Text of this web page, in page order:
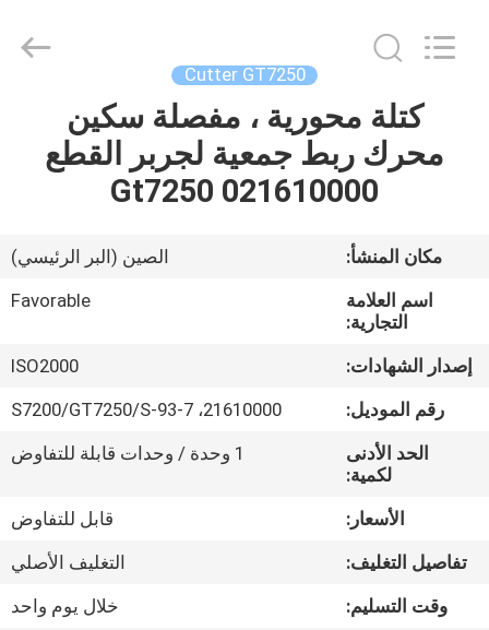
الصفحة
الرئيسية
معلومات
جولة
مراقبة
الجودة
EQUIPMENT
CO.,LTD.
Cutter GT7250
كتلة محورية ، مفصلة سكين
محرك ربط جمعية لجربر القطع
Gt7250 021610000
مكان المنشأ:
الصين (البر الرئيسي)
اسم العلامة
التجارية:
Favorable
إصدار الشهادات:
ISO2000
رقم الموديل:
21610000، S7200/GT7250/S-93-7
الحد الأدنى
لكمية:
1 وحدة / وحدات قابلة للتفاوض
الأسعار:
قابل للتفاوض
تفاصيل التغليف:
التغليف الأصلي
وقت التسليم:
خلال يوم واحد